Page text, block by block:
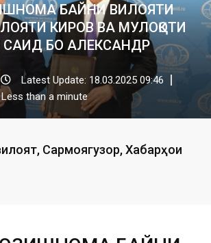
БАЙНИ ВИЛОЯТИ
КИРОВ ВА МУЛОҚОТИ
БО АЛЕКСАНДР
Latest Update: 18.03.2025 09:46
than a minute
, Сармоягузорӣ,Хабарҳои